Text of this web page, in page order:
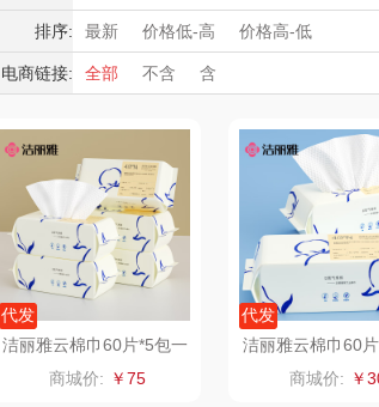
西屋（运动户外） 非一FETANA
DGI
纽曼Newmine
（线下款）
斯凯奇SKECHER
S
可口可乐Coca Col
a
立白（包销款） 润本（套装）
阿茜娅（AGIA）
润心 奈雪茶院
一次性压缩毛巾
压缩浴巾 腰靠垫
暖冬好物
外事出国 入职礼
高端送礼
开业乔迁 乡村振兴 定
保险礼品
建材礼品 政企单位 房
母亲节
父亲节 儿童节 中秋节
排序: 最新 价格低-高 价格高-低
电商链接: 全部 不含 含
代发
洁丽雅云棉巾60片*5包一
次性洗脸巾2026006
商城价: ￥75
代发
洁丽雅云棉巾60
次性洗脸巾
商城价: ￥